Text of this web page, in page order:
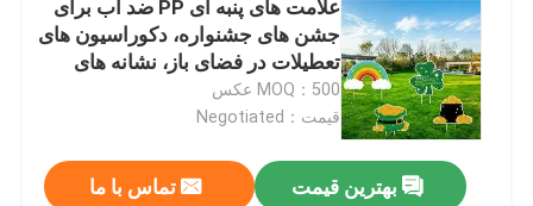
ورق پلاستیکی راه راه
علامت های پنبه ای PP ضد آب برای
جشن های جشنواره، دکوراسیون های
تعطیلات در فضای باز، نشانه های
برای رویدادها، تبلیغات، مهمانی ها و
MOQ：500 عکس
قیمت：Negotiated
بهترین قیمت تماس با ما